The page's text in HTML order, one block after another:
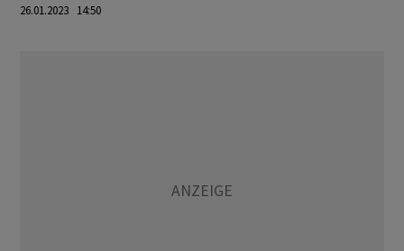
26.01.2023 14:50